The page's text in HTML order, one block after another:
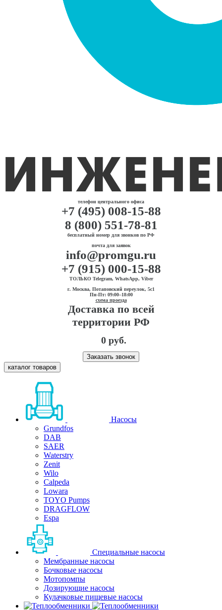
телефон центрального офиса
+7 (495) 008-15-88
8 (800) 551-78-81
бесплатный номер для звонков по РФ
почта для заявок
info@promgu.ru
+7 (915) 000-15-88
ТОЛЬКО Telegram, WhatsApp, Viber
г. Москва, Потаповский переулок, 5с1
Пн-Пт: 09:00–18:00
схема проезда
Доставка по всей
территории РФ
0 руб.
Заказать звонок
каталог товаров
Насосы
Grundfos
DAB
SAER
Waterstry
Zenit
Wilo
Calpeda
Lowara
TOYO Pumps
DRAGFLOW
Espa
Специальные насосы
Мембранные насосы
Бочковые насосы
Мотопомпы
Дозирующие насосы
Кулачковые пищевые насосы